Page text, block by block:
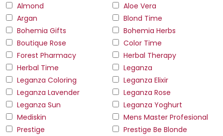
Almond
Aloe Vera
Argan
Blond Time
Bohemia Gifts
Bohemia Herbs
Boutique Rose
Color Time
Forest Pharmacy
Herbal Therapy
Herbal Time
Leganza
Leganza Coloring
Leganza Elixir
Leganza Lavender
Leganza Rose
Leganza Sun
Leganza Yoghurt
Mediskin
Mens Master Profesional
Prestige
Prestige Be Blonde